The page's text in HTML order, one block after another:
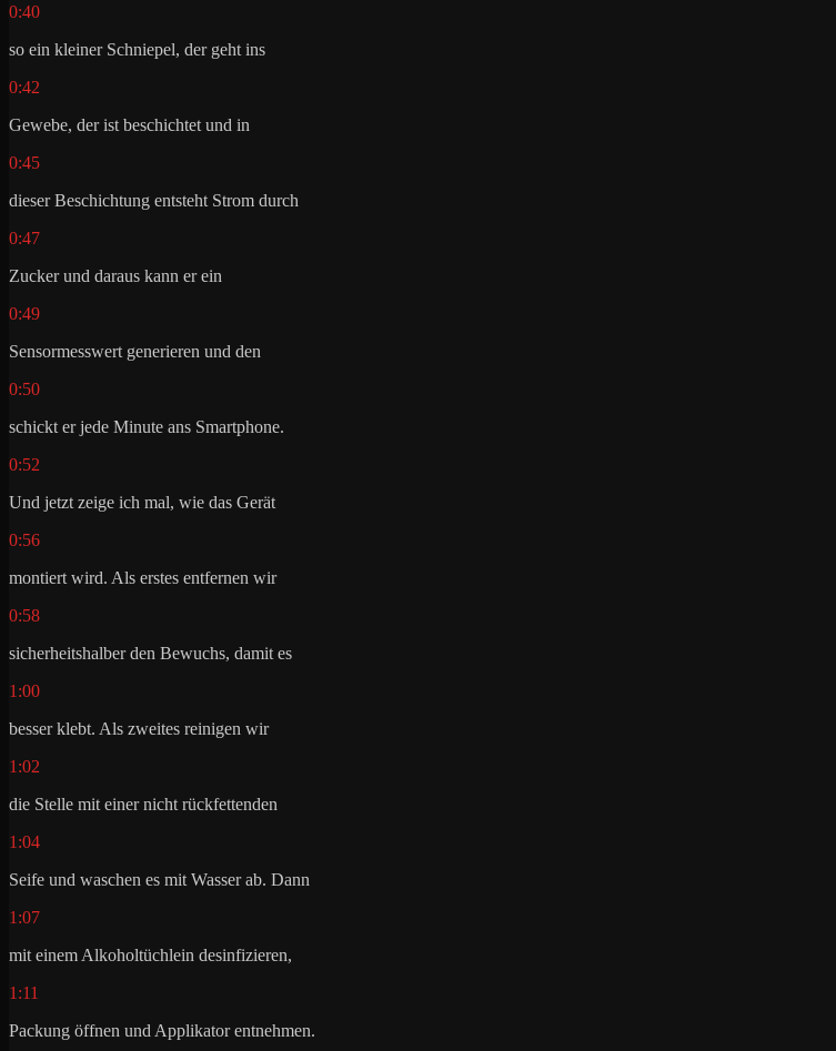
0:40
so ein kleiner Schniepel, der geht ins
0:42
Gewebe, der ist beschichtet und in
0:45
dieser Beschichtung entsteht Strom durch
0:47
Zucker und daraus kann er ein
0:49
Sensormesswert generieren und den
0:50
schickt er jede Minute ans Smartphone.
0:52
Und jetzt zeige ich mal, wie das Gerät
0:56
montiert wird. Als erstes entfernen wir
0:58
sicherheitshalber den Bewuchs, damit es
1:00
besser klebt. Als zweites reinigen wir
1:02
die Stelle mit einer nicht rückfettenden
1:04
Seife und waschen es mit Wasser ab. Dann
1:07
mit einem Alkoholtüchlein desinfizieren,
1:11
Packung öffnen und Applikator entnehmen.